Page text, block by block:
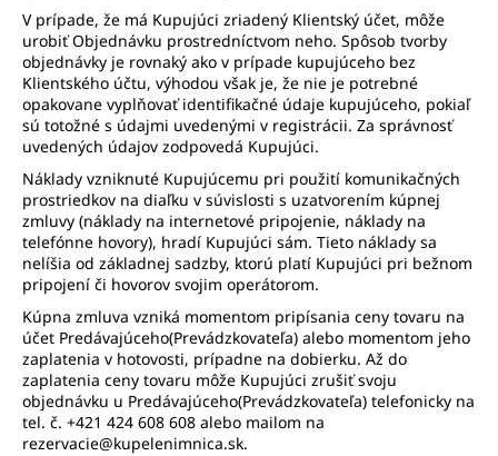
V prípade, že má Kupujúci zriadený Klientský účet, môže
urobiť Objednávku prostredníctvom neho. Spôsob tvorby
objednávky je rovnaký ako v prípade kupujúceho bez
Klientského účtu, výhodou však je, že nie je potrebné
opakovane vyplňovať identifikačné údaje kupujúceho, pokiaľ
sú totožné s údajmi uvedenými v registrácii. Za správnosť
uvedených údajov zodpovedá Kupujúci.
Náklady vzniknuté Kupujúcemu pri použití komunikačných
prostriedkov na diaľku v súvislosti s uzatvorením kúpnej
zmluvy (náklady na internetové pripojenie, náklady na
telefónne hovory), hradí Kupujúci sám. Tieto náklady sa
nelíšia od základnej sadzby, ktorú platí Kupujúci pri bežnom
pripojení či hovorov svojim operátorom.
Kúpna zmluva vzniká momentom pripísania ceny tovaru na
účet Predávajúceho(Prevádzkovateľa) alebo momentom jeho
zaplatenia v hotovosti, prípadne na dobierku. Až do
zaplatenia ceny tovaru môže Kupujúci zrušiť svoju
objednávku u Predávajúceho(Prevádzkovateľa) telefonicky na
tel. č. +421 424 608 608 alebo mailom na
rezervacie@kupelenimnica.sk.